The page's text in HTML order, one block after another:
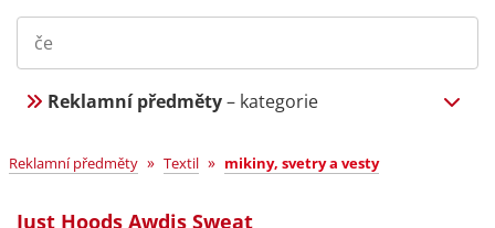
Reklamní předměty– kategorie
Reklamní předměty » Textil » mikiny, svetry a vesty
Just Hoods Awdis Sweat